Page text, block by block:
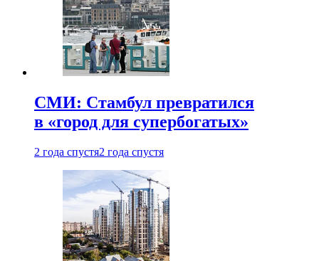
СМИ: Стамбул превратился
в «город для супербогатых»
2 года спустя2 года спустя